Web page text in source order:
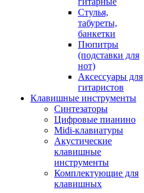
Стулья,
табуреты,
банкетки
Пюпитры
(подставки для
нот)
Аксессуары для
гитаристов
Клавишные инструменты
Синтезаторы
Цифровые пианино
Midi-клавиатуры
Акустические
клавишные
инструменты
Комплектующие для
клавишных